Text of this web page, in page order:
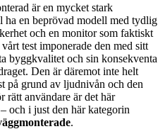
är en mycket stark
en beprövad modell med tydlig
och en monitor som faktiskt
test imponerade den med sitt
byggkvalitet och sin konsekventa
Den är däremot inte helt
på grund av ljudnivån och den
rätt användare är det här
och i just den här kategorin
.